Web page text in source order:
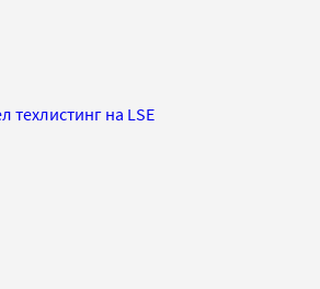
техлистинг на LSE